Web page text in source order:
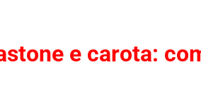
e carota: